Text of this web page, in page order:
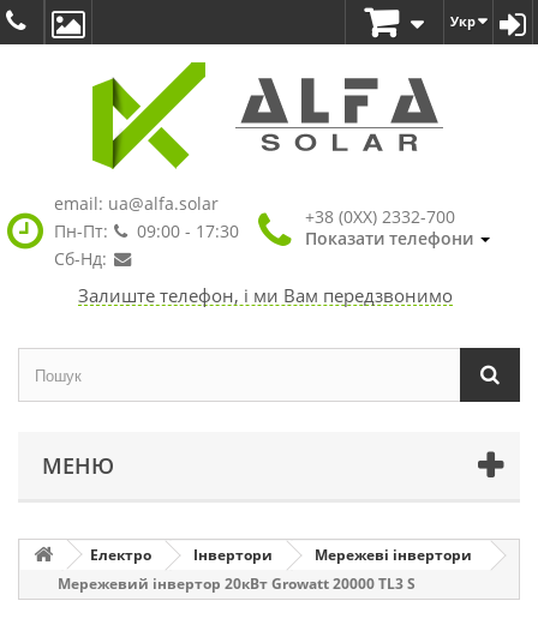
Укр
email: ua@alfa.solar
Пн-Пт:
09:00 - 17:30
Сб-Нд:
+38 (0XX) 2332-700
Показати телефони
Залиште телефон, і ми Вам передзвонимо
МЕНЮ
Електро Інвертори
Мережеві інвертори
Мережевий інвертор 20кВт Growatt 20000 TL3 S